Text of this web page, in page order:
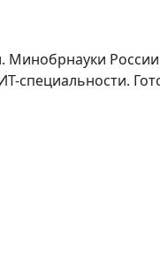
Минобрнауки
специальности.